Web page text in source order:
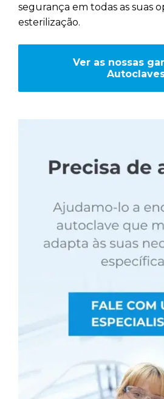
segurança em todas as suas
esterilização.
Ver as nossas